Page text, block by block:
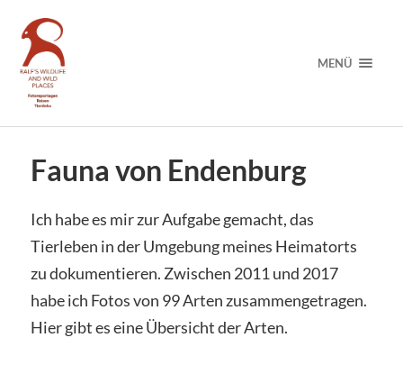
MENÜ
Fauna von Endenburg
Ich habe es mir zur Aufgabe gemacht, das
Tierleben in der Umgebung meines Heimatorts
zu dokumentieren. Zwischen 2011 und 2017
habe ich Fotos von 99 Arten zusammengetragen.
Hier gibt es eine Übersicht der Arten.